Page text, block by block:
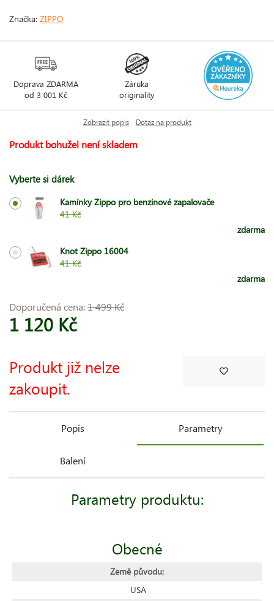
Značka: ZIPPO
Doprava ZDARMA
od 3 001 Kč
Záruka
originality
Zobrazit popis Dotaz na produkt
Produkt bohužel není skladem
Vyberte si dárek
Kamínky Zippo pro benzinové zapalovače
41 Kč
zdarma
Knot Zippo 16004
41 Kč
zdarma
Doporučená cena:1 499 Kč
1 120 Kč
Produkt již nelze
zakoupit.
Popis Parametry
Balení
Parametry produktu:
Obecné
Země původu:
USA